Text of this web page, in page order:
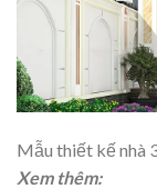
Mẫu thiết kế nhà
Xem thêm: